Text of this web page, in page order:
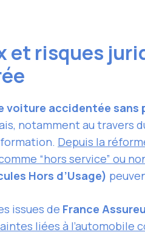
et risques
voiture accidentée sans
notamment au travers
Depuis la
“hors service” ou
Hors d’Usage)
issues de France
liées à